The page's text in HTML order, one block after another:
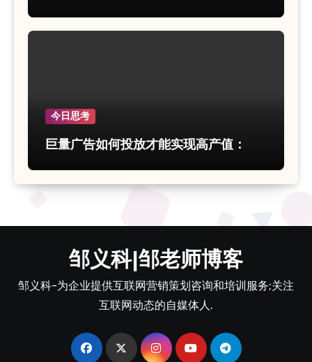
今日思考
巨量广告如何投放才能实现高产值：
邹义科|邹老师博客
邹义科-为企业提供互联网营销策划咨询和培训服务;关注
互联网动态的自媒体人.